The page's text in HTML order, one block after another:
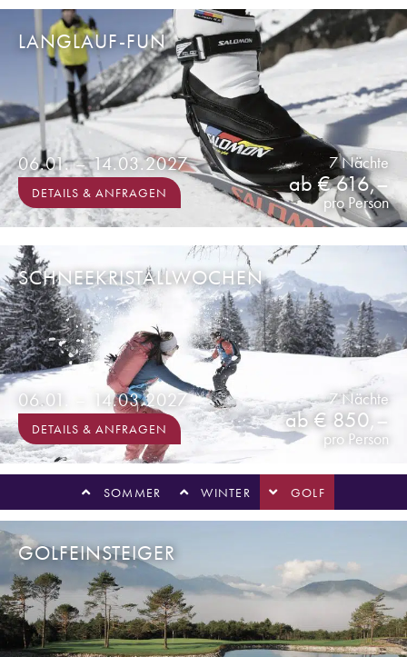
pro Person
ab € 616,–
7 Nächte
DETAILS & ANFRAGEN
06.01. – 14.03.2027
LANGLAUF-FUN
pro Person
ab € 850,–
7 Nächte
DETAILS & ANFRAGEN
06.01. – 14.03.2027
SCHNEEKRISTALLWOCHEN
SOMMER WINTER GOLF
GOLFEINSTEIGER